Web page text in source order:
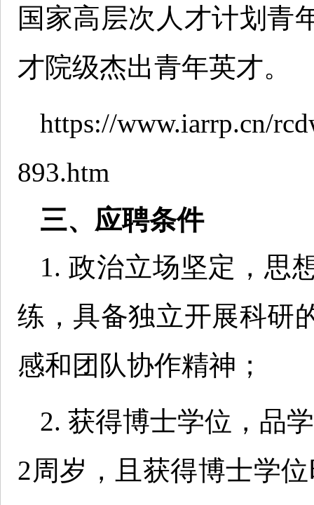
国家高层次人才计划青
才院级杰出青年英才。
https://www.iarrp.cn/
893.htm
三、应聘条件
1. 政治立场坚定，思
练，具备独立开展科研
感和团队协作精神；
2. 获得博士学位，品
2周岁，且获得博士学